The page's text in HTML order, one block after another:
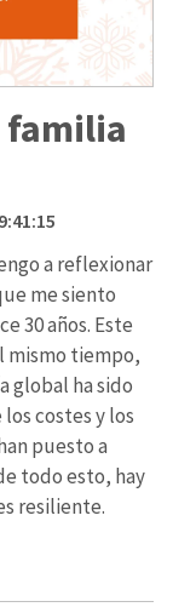
familia
a reflexionar
me siento
30 años. Este
mismo tiempo,
global ha sido
costes y los
puesto a
todo esto, hay
resiliente.